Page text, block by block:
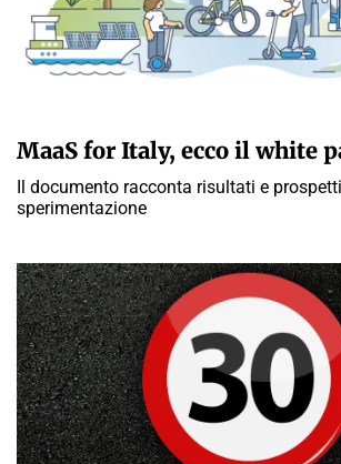
MaaS for Italy, ecco il white
Il documento racconta risultati e
sperimentazione